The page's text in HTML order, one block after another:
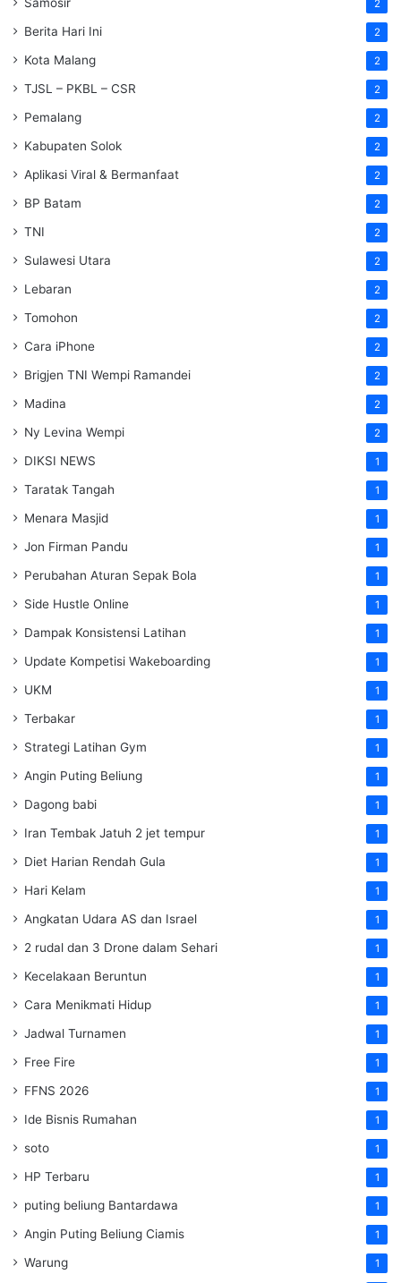
2
Berita Hari Ini 2
Kota Malang 2
TJSL – PKBL – CSR 2
Pemalang 2
Kabupaten Solok 2
Aplikasi Viral & Bermanfaat 2
BP Batam 2
TNI 2
Sulawesi Utara 2
Lebaran 2
Tomohon 2
Cara iPhone 2
Brigjen TNI Wempi Ramandei 2
Madina 2
Ny Levina Wempi 2
DIKSI NEWS 1
Taratak Tangah 1
Menara Masjid 1
Jon Firman Pandu 1
Perubahan Aturan Sepak Bola 1
Side Hustle Online 1
Dampak Konsistensi Latihan 1
Update Kompetisi Wakeboarding 1
UKM 1
Terbakar 1
Strategi Latihan Gym 1
Angin Puting Beliung 1
Dagong babi 1
Iran Tembak Jatuh 2 jet tempur 1
Diet Harian Rendah Gula 1
Hari Kelam 1
Angkatan Udara AS dan Israel 1
2 rudal dan 3 Drone dalam Sehari 1
Kecelakaan Beruntun 1
Cara Menikmati Hidup 1
Jadwal Turnamen 1
Free Fire 1
FFNS 2026 1
Ide Bisnis Rumahan 1
soto 1
HP Terbaru 1
puting beliung Bantardawa 1
Angin Puting Beliung Ciamis 1
Warung 1